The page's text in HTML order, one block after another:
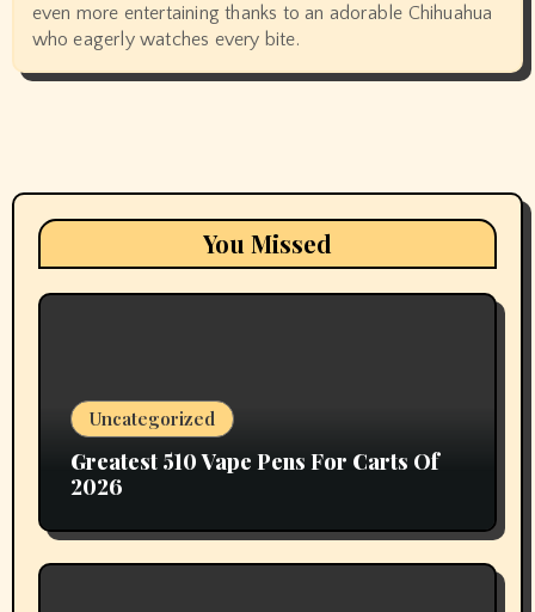
even more entertaining thanks to an adorable Chihuahua
who eagerly watches every bite.
You Missed
Uncategorized
Greatest 510 Vape Pens For Carts Of
2026